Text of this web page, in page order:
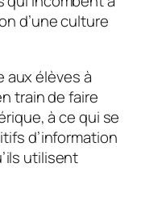
d’une culture
aux élèves à
train de faire
à ce qui se
d’information
utilisent